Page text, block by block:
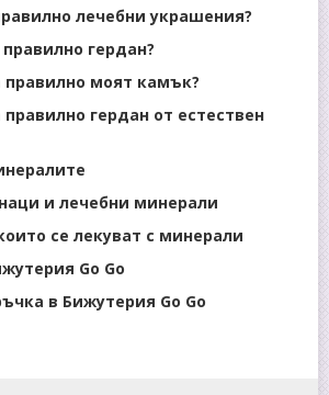
лечебни украшения?
гердан?
правилно моят камък?
гердан от естествен
и лечебни минерали
се лекуват с минерали
Go Go
в Бижутерия Go Go